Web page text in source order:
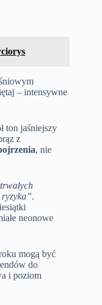
– intensywne
ton jaśniejszy
z
, nie
.
neonowe
mogą być
do
i poziom